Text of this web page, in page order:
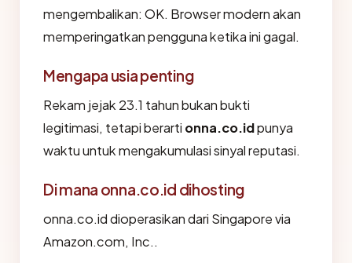
mengembalikan: OK. Browser modern akan
memperingatkan pengguna ketika ini gagal.
Mengapa usia penting
Rekam jejak 23.1 tahun bukan bukti
legitimasi, tetapi berarti onna.co.idpunya
waktu untuk mengakumulasi sinyal reputasi.
Di mana onna.co.id dihosting
onna.co.id dioperasikan dari Singapore via
Amazon.com, Inc..